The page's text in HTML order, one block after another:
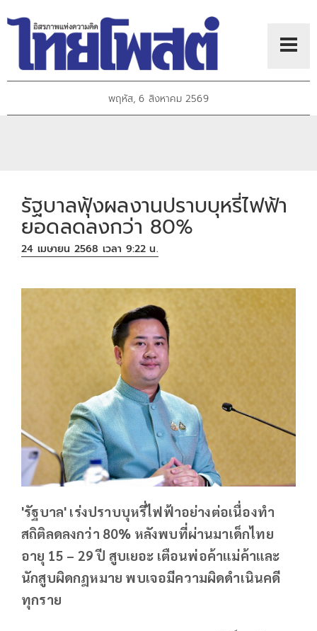
พฤหัส, 6 สิงหาคม 2569
รัฐบาลฟุ้งผลงานปราบบุหรี่ไฟฟ้า
ยอดลดลงกว่า 80%
24 เมษายน 2568 เวลา 9:22 น.
'รัฐบาล' เร่งปราบบุหรี่ไฟฟ้าอย่างต่อเนื่องทำ
สถิติลดลงกว่า 80% หลังพบที่ผ่านมาเด็กไทย
อายุ 15 – 29 ปี สูบเยอะ เตือนพ่อค้าแม่ค้าและ
นักสูบผิดกฎหมาย พบเจอมีความผิดดำเนินคดี
ทุกราย